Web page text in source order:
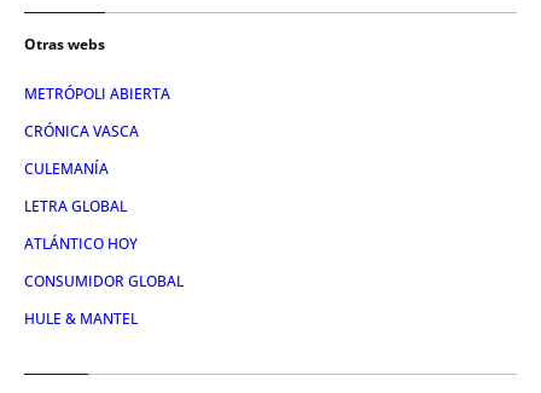
Otras webs
METRÓPOLI ABIERTA
CRÓNICA VASCA
CULEMANÍA
LETRA GLOBAL
ATLÁNTICO HOY
CONSUMIDOR GLOBAL
HULE & MANTEL